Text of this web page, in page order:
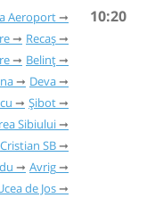
Aeroport
Recaș
Belinț
Deva
Șibot
Sibiului
Cristian SB
Avrig
de Jos
10:20